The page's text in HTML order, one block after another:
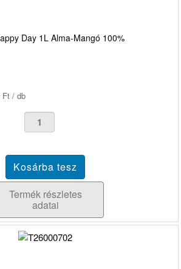
Day 1L Alma-Mangó 100%
Ft / db
Termék részletes
adatai